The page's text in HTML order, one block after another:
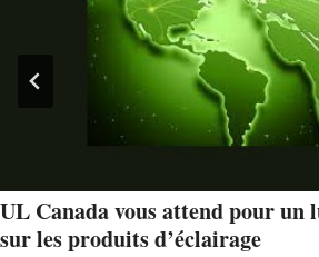
UL Canada vous attend pour un
sur les produits d’éclairage